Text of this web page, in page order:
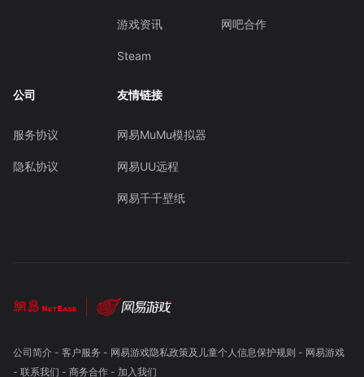
游戏资讯
Steam
网吧合作
公司
服务协议
隐私协议
友情链接
网易MuMu模拟器
网易UU远程
网易千千壁纸
公司简介- 客户服务 - 网易游戏隐私政策及儿童个人信息保护规则 - 网易游戏
- 联系我们 - 商务合作- 加入我们